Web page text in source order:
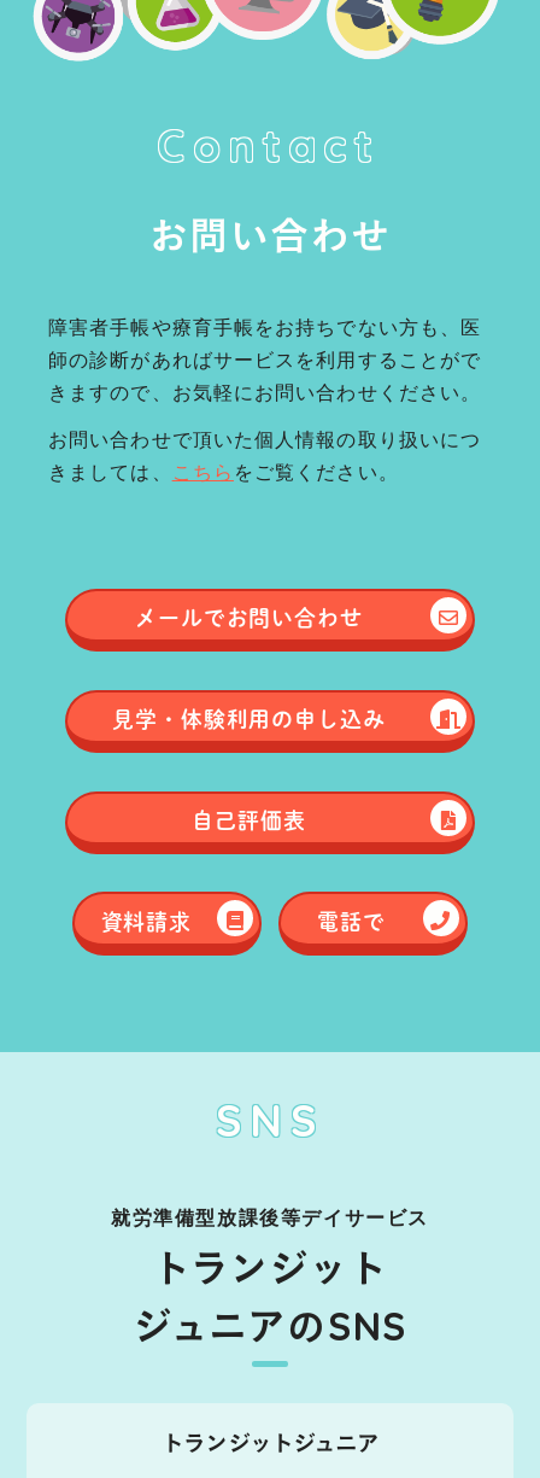
Contact
お問い合わせ
障害者手帳や療育手帳をお持ちでない方も、医
師の診断があればサービスを利用することがで
きますので、お気軽にお問い合わせください。
お問い合わせで頂いた個人情報の取り扱いにつ
きましては、
こちら をご覧ください。
メールでお問い合わせ
見学・体験利用の申し込み
自己評価表
資料請求 電話で
SNS
就労準備型放課後等デイサービス
トランジット
ジュニアのSNS
トランジットジュニア